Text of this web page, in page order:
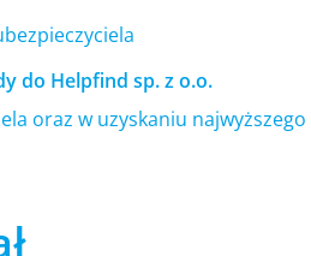
do Helpfind sp. z o.o.
oraz w uzyskaniu najwyższego